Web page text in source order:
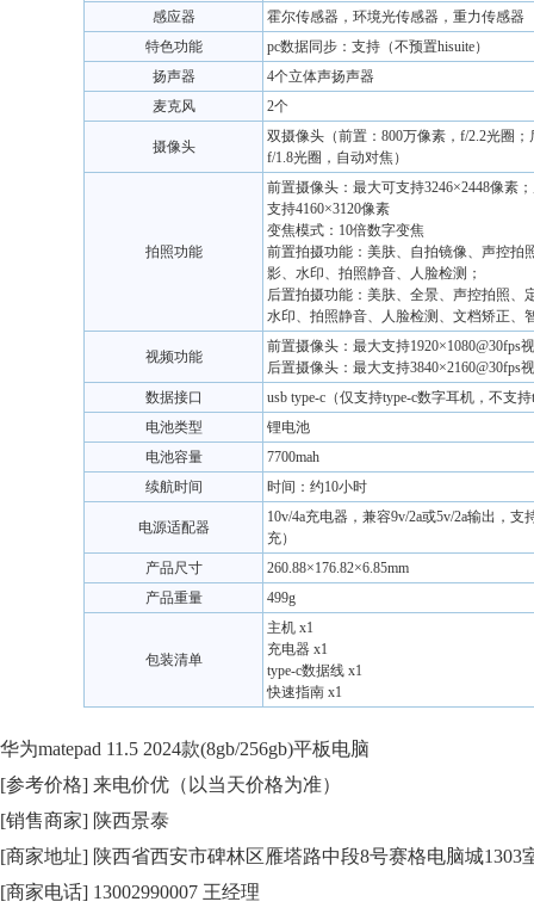
感应器
霍尔传感器，环境光传感器，重力传感器
特色功能
pc数据同步：支持（不预置hisuite）
扬声器
4个立体声扬声器
麦克风
2个
摄像头
双摄像头（前置：800万像素，f/2.2光圈；
f/1.8光圈，自动对焦）
拍照功能
前置摄像头：最大可支持3246×2448像素
支持4160×3120像素
变焦模式：10倍数字变焦
前置拍摄功能：美肤、自拍镜像、声控拍
影、水印、拍照静音、人脸检测；
后置拍摄功能：美肤、全景、声控拍照、
水印、拍照静音、人脸检测、文档矫正、
视频功能
前置摄像头：最大支持1920×1080@30fps
后置摄像头：最大支持3840×2160@30fps
数据接口
usb type-c（仅支持type-c数字耳机，不支
电池类型
锂电池
电池容量
7700mah
续航时间
时间：约10小时
电源适配器
10v/4a充电器，兼容9v/2a或5v/2a输出，支
充）
产品尺寸
260.88×176.82×6.85mm
产品重量
499g
包装清单
主机 x1
充电器 x1
type-c数据线 x1
快速指南 x1
华为matepad 11.5 2024款(8gb/256gb)平板电脑
[参考价格] 来电价优（以当天价格为准）
[销售商家] 陕西景泰
[商家地址] 陕西省西安市碑林区雁塔路中段8号赛格电脑城1303
[商家电话] 13002990007 王经理